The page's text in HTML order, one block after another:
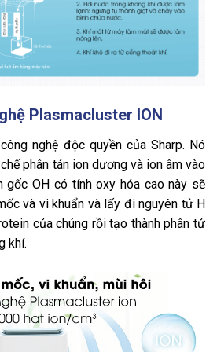
Plasmacluster ION
nghệ độc quyền của Sharp. Nó
phân tán ion dương và ion âm vào
gốc OH có tính oxy hóa cao này sẽ
và vi khuẩn và lấy đi nguyên tử H
của chúng rồi tạo thành phân tử
khí.